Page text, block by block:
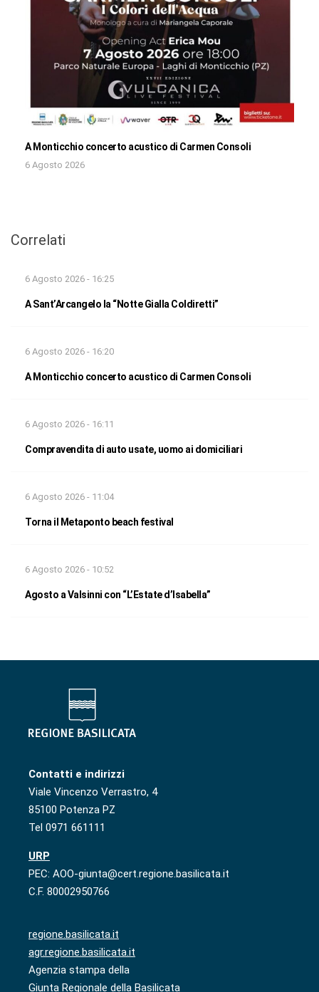
A Monticchio concerto acustico di Carmen Consoli
6 Agosto 2026
Correlati
6 Agosto 2026 - 16:25
A Sant’Arcangelo la “Notte Gialla Coldiretti”
6 Agosto 2026 - 16:20
A Monticchio concerto acustico di Carmen Consoli
6 Agosto 2026 - 16:11
Compravendita di auto usate, uomo ai domiciliari
6 Agosto 2026 - 11:04
Torna il Metaponto beach festival
6 Agosto 2026 - 10:52
Agosto a Valsinni con “L’Estate d’Isabella”
Contatti e indirizzi
Viale Vincenzo Verrastro, 4
85100 Potenza PZ
Tel 0971 661111
URP
PEC: AOO-giunta@cert.regione.basilicata.it
C.F. 80002950766
regione.basilicata.it
agr.regione.basilicata.it
Agenzia stampa della
Giunta Regionale della Basilicata